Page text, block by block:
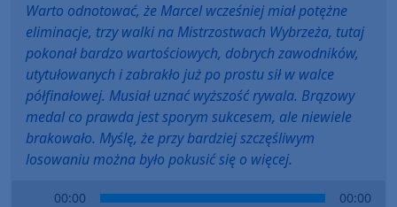
Warto odnotować, że Marcel wcześniej miał potężne
eliminacje, trzy walki na Mistrzostwach Wybrzeża, tutaj
pokonał bardzo wartościowych, dobrych zawodników,
utytułowanych i zabrakło już po prostu sił w walce
półfinałowej. Musiał uznać wyższość rywala. Brązowy
medal co prawda jest sporym sukcesem, ale niewiele
brakowało. Myślę, że przy bardziej szczęśliwym
losowaniu można było pokusić się o więcej.
00:00 00:00